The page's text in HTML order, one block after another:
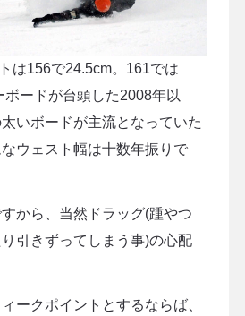
は156で24.5cm。161では
ボードが台頭した2008年以
いボードが主流となっていた
ウェスト幅は十数年振りで
から、当然ドラッグ(踵やつ
引きずってしまう事)の心配
ークポイントとするならば、